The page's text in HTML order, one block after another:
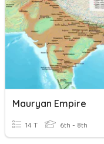
Mauryan Empire
14 T 6th - 8th